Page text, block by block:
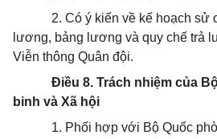
2. Có ý kiến về kế hoạch sử
lương, bảng lương và quy chế trả
Viễn thông Quân đội.
Điều 8. Trách nhiệm của
binh và Xã hội
1. Phối hợp với Bộ Quốc